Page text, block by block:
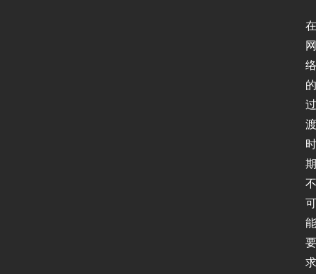
在
网
络
的
过
渡
时
期
不
可
能
要
求